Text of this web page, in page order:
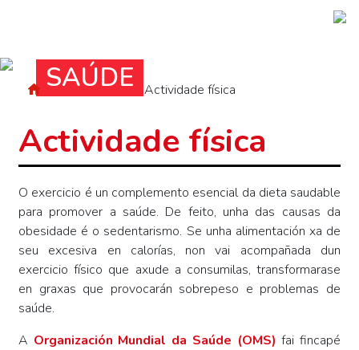
principal SAÚDE
Breadcrumb
Inicio Saúde Actividade física
Actividade física
O exercicio é un complemento esencial da dieta saudable
para promover a saúde. De feito, unha das causas da
obesidade é o sedentarismo. Se unha alimentación xa de
seu excesiva en calorías, non vai acompañada dun
exercicio físico que axude a consumilas, transformarase
en graxas que provocarán sobrepeso e problemas de
saúde.
A Organización Mundial da Saúde (OMS) fai fincapé